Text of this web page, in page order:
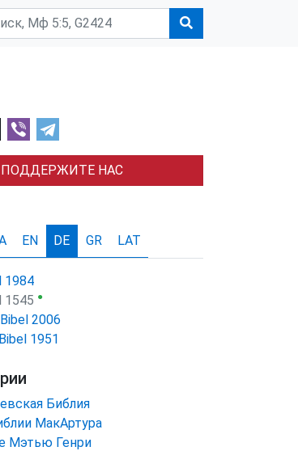
ПОДДЕРЖИТЕ НАС
EN DE GR LAT
1984
1545 ●
2006
1951
Библия
МакАртура
Мэтью Генри